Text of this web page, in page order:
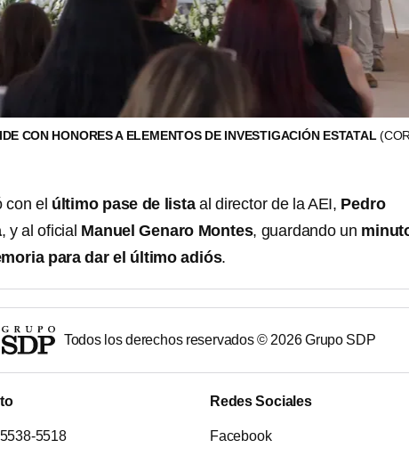
CON HONORES A ELEMENTOS DE INVESTIGACIÓN ESTATAL
con el último pase de listaal director de la AEI, Pedro
, y al oficial Manuel Genaro Montes, guardando un
para dar el último adiós.
Todos los derechos reservados © 2026Grupo SDP
5518
Redes Sociales
Facebook